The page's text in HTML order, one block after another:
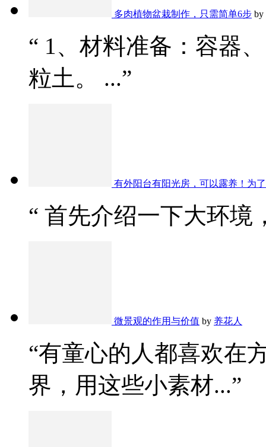
多肉植物盆栽制作，只需简单6步 by
“ 1、材料准备：容器
粒土。 ...”
有外阳台有阳光房，可以露养！为
“ 首先介绍一下大环境
微景观的作用与价值 by 养花人
“有童心的人都喜欢在
界，用这些小素材...”